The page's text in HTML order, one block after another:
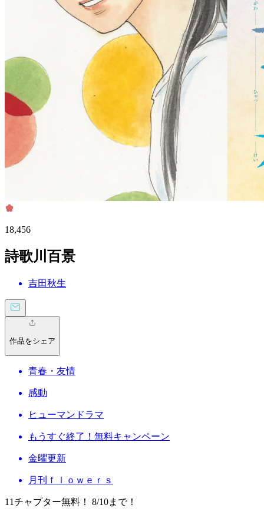
18,456
詩歌川百景
吉田秋生
作品をシェア
青春・友情
感動
ヒューマンドラマ
もうすぐ終了！無料キャンペーン
金曜更新
月刊ｆｌｏｗｅｒｓ
11チャプター無料！ 8/10まで！